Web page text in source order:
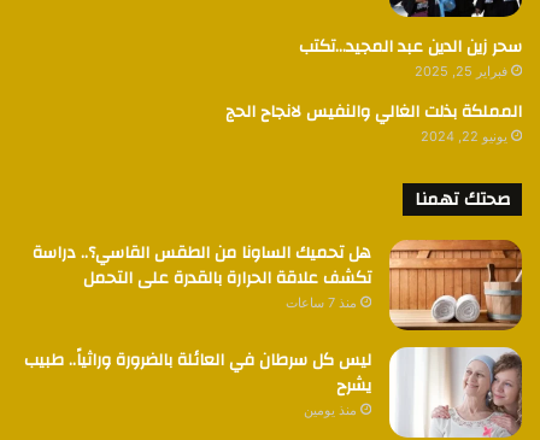
سحر زين الدين عبد المجيد…تكتب
فبراير 25, 2025
المملكة بذلت الغالي والنفيس لانجاح الحج
يونيو 22, 2024
صحتك تهمنا
هل تحميك الساونا من الطقس القاسي؟.. دراسة
تكشف علاقة الحرارة بالقدرة على التحمل
منذ 7 ساعات
ليس كل سرطان في العائلة بالضرورة وراثياً.. طبيب
يشرح
منذ يومين